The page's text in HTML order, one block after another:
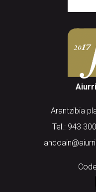
Arantzibia
Tel.: 943